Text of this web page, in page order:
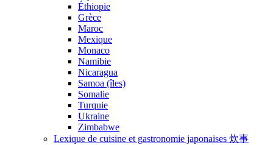
Éthiopie
Grèce
Maroc
Mexique
Monaco
Namibie
Nicaragua
Samoa (îles)
Somalie
Turquie
Ukraine
Zimbabwe
Lexique de cuisine et gastronomie japonaises 炊事